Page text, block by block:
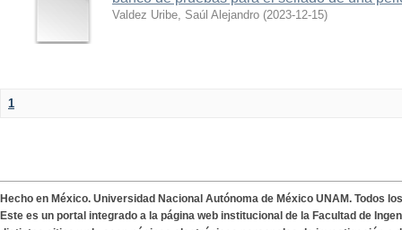
Valdez Uribe, Saúl Alejandro (2023-12-15)
1
Hecho en México. Universidad Nacional Autónoma de México UNAM. Todos
Este es un portal integrado a la página web institucional de la Facultad de